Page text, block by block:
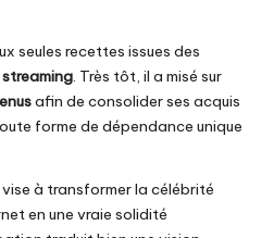
seules recettes issues des
streaming. Très tôt, il a misé sur
afin de consolider ses acquis
forme de dépendance unique
à transformer la célébrité
en une vraie solidité